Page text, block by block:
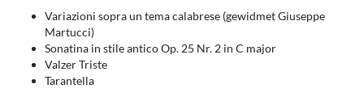
Variazioni sopra un tema calabrese (gewidmet Giuseppe
Martucci)
Sonatina in stile antico Op. 25 Nr. 2 in C major
Valzer Triste
Tarantella